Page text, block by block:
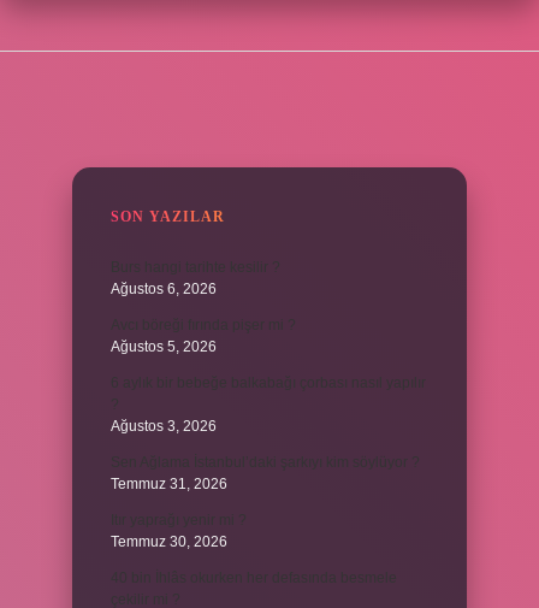
SON YAZILAR
Burs hangi tarihte kesilir ?
Ağustos 6, 2026
Avcı böreği fırında pişer mi ?
Ağustos 5, 2026
6 aylık bir bebeğe balkabağı çorbası nasıl yapılır
?
Ağustos 3, 2026
Sen Ağlama İstanbul’daki şarkıyı kim söylüyor ?
Temmuz 31, 2026
Itır yaprağı yenir mi ?
Temmuz 30, 2026
40 bin İhlâs okurken her defasında besmele